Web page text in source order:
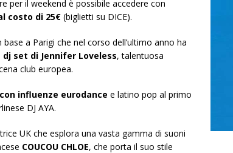
per il weekend è possibile accedere con
costo di 25€ (biglietti su DICE).
base a Parigi che nel corso dell’ultimo anno ha
dj set di Jennifer Loveless, talentuosa
club europea.
influenze eurodance e latino pop al primo
DJ AYA.
UK che esplora una vasta gamma di suoni
COUCOU CHLOE, che porta il suo stile